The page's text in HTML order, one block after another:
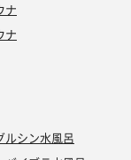
ナ
ナ
ルシン水風呂